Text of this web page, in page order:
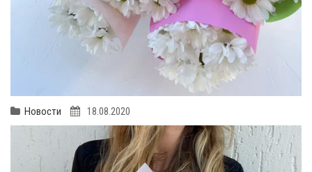
Новости 18.08.2020